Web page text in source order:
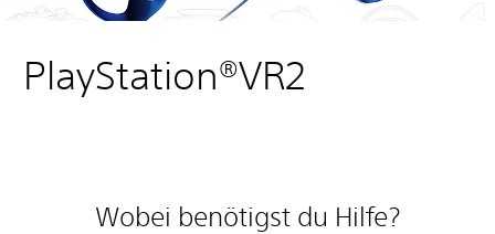
PlayStation®VR2
Wobei benötigst du Hilfe?